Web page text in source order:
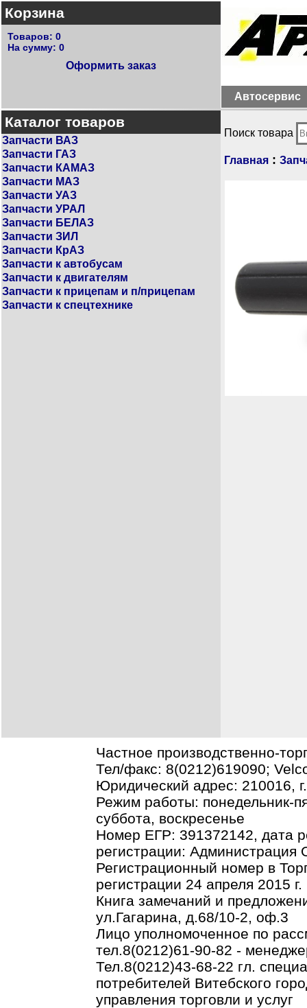
Корзина
Товаров: 0
На сумму: 0
Оформить заказ
Автосервис
Каталог товаров
Запчасти ВАЗ
Запчасти ГАЗ
Запчасти КАМАЗ
Запчасти МАЗ
Запчасти УАЗ
Запчасти УРАЛ
Запчасти БЕЛАЗ
Запчасти ЗИЛ
Запчасти КрАЗ
Запчасти к автобусам
Запчасти к двигателям
Запчасти к прицепам и п/прицепам
Запчасти к спецтехнике
Поиск товара
Главная :
Частное производственно-
Тел/факс: 8(0212)619090;
Юридический адрес: 210016,
Режим работы: понедельник-
суббота, воскресенье
Номер ЕГР: 391372142, дата
регистрации: Администрация
Регистрационный номер в
регистрации 24 апреля 2015 г.
Книга замечаний и
ул.Гагарина, д.68/10-2, оф.3
Лицо уполномоченное по
тел.8(0212)61-90-82 -
Тел.8(0212)43-68-22 гл.
потребителей Витебского
управления торговли и услуг